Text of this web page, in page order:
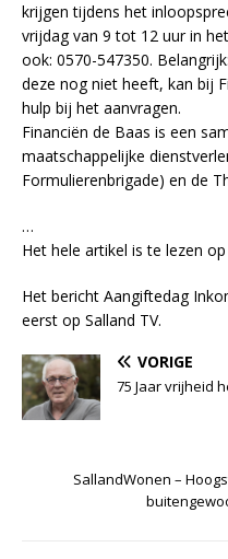
krijgen tijdens het
vrijdag van 9 tot 12 uur in
ook: 0570-547350.
deze nog niet heeft, kan bij
hulp bij het aanvragen.
Financiën de Baas is een
maatschappelijke
Formulierenbrigade) en de
…
Het hele artikel is te lezen
Het bericht Aangiftedag
eerst op Salland TV.
VORIGE
75 Jaar vrijheid
SallandWonen –